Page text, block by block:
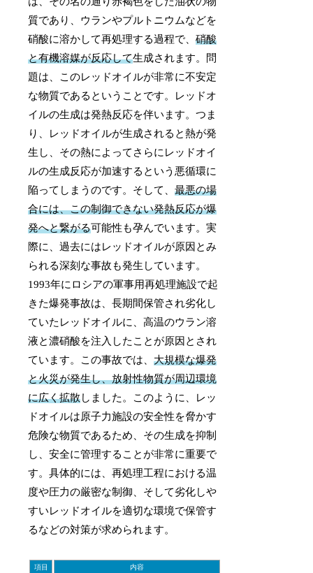
質であり、ウランやプルトニウムなどを
硝酸に溶かして再処理する過程で、硝酸
と有機溶媒が反応して生成されます。問
題は、このレッドオイルが非常に不安定
な物質であるということです。レッドオ
イルの生成は発熱反応を伴います。つま
り、レッドオイルが生成されると熱が発
生し、その熱によってさらにレッドオイ
ルの生成反応が加速するという悪循環に
陥ってしまうのです。そして、最悪の場
合には、この制御できない発熱反応が爆
発へと繋がる可能性も孕んでいます。実
際に、過去にはレッドオイルが原因とみ
られる深刻な事故も発生しています。
1993年にロシアの軍事用再処理施設で起
きた爆発事故は、長期間保管され劣化し
ていたレッドオイルに、高温のウラン溶
液と濃硝酸を注入したことが原因とされ
ています。この事故では、大規模な爆発
と火災が発生し、放射性物質が周辺環境
に広く拡散しました。このように、レッ
ドオイルは原子力施設の安全性を脅かす
危険な物質であるため、その生成を抑制
し、安全に管理することが非常に重要で
す。具体的には、再処理工程における温
度や圧力の厳密な制御、そして劣化しや
すいレッドオイルを適切な環境で保管す
るなどの対策が求められます。
項目 内容